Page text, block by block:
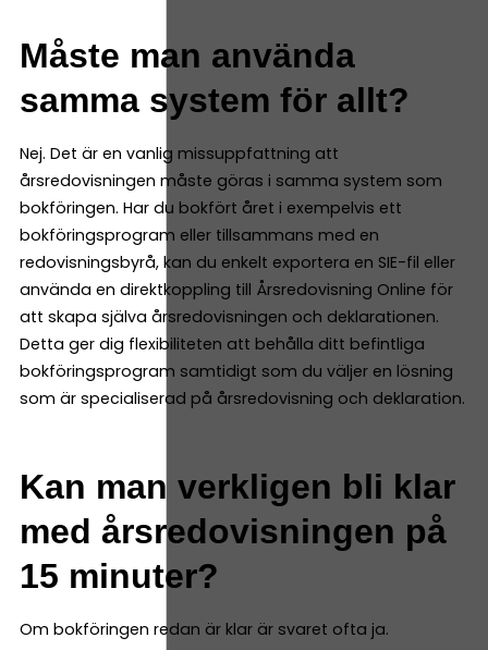
Måste man använda
samma system för allt?
Nej. Det är en vanlig missuppfattning att
årsredovisningen måste göras i samma system som
bokföringen. Har du bokfört året i exempelvis ett
bokföringsprogram eller tillsammans med en
redovisningsbyrå, kan du enkelt exportera en SIE-fil eller
använda en direktkoppling till Årsredovisning Online för
att skapa själva årsredovisningen och deklarationen.
Detta ger dig flexibiliteten att behålla ditt befintliga
bokföringsprogram samtidigt som du väljer en lösning
som är specialiserad på årsredovisning och deklaration.
Kan man verkligen bli klar
med årsredovisningen på
15 minuter?
Om bokföringen redan är klar är svaret ofta ja.